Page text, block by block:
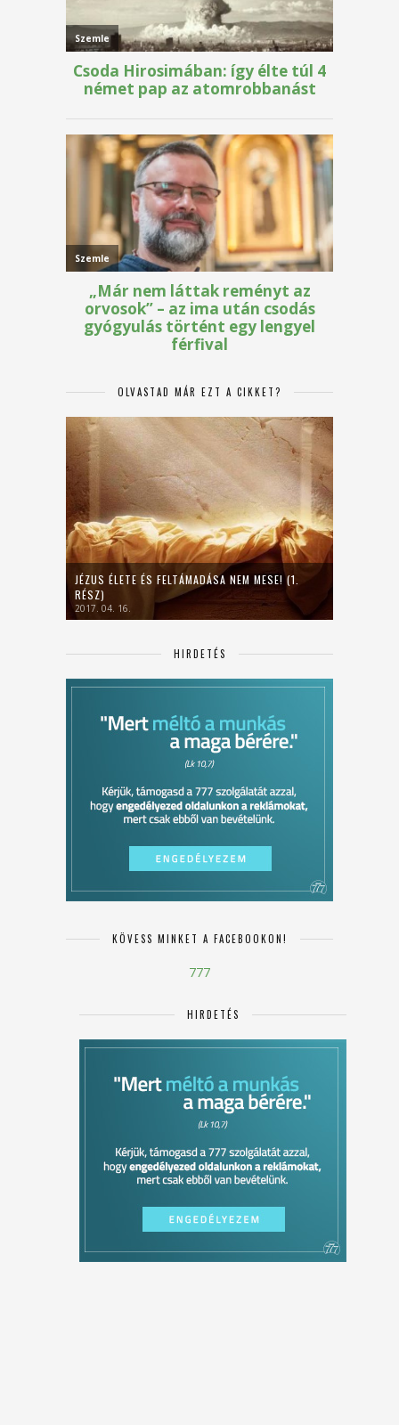
OLVASTAD MÁR EZT A CIKKET?
JÉZUS ÉLETE ÉS FELTÁMADÁSA NEM MESE! (1.
RÉSZ)
2017. 04. 16.
HIRDETÉS
KÖVESS MINKET A FACEBOOKON!
777
HIRDETÉS